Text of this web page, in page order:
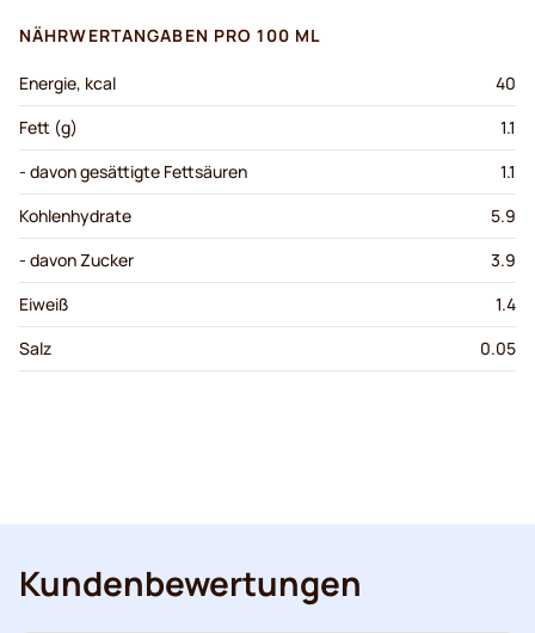
NÄHRWERTANGABEN PRO 100 ML
Energie, kcal
40
Fett (g)
1.1
- davon gesättigte Fettsäuren
1.1
Kohlenhydrate
5.9
- davon Zucker
3.9
Eiweiß
1.4
Salz
0.05
Kundenbewertungen